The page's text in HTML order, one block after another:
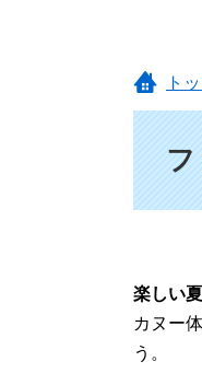
ト
楽しい
カヌー
う。